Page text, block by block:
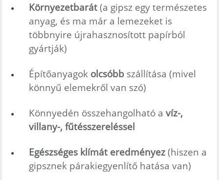
Környezetbarát(a gipsz egy természetes
anyag, és ma már a lemezeket is
többnyire újrahasznosított papírból
gyártják)
Építőanyagok olcsóbbszállítása (mivel
könnyű elemekről van szó)
Könnyedén összehangolható a víz-,
villany-, fűtésszereléssel
Egészséges klímát eredményez(hiszen a
gipsznek párakiegyenlítő hatása van)